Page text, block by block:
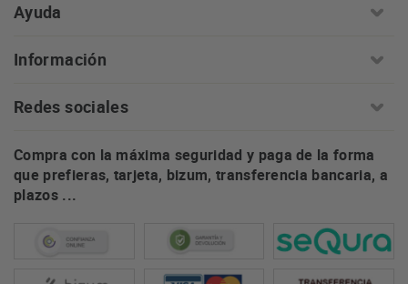
Ayuda
Información
Redes sociales
Compra con la máxima seguridad y paga de la forma
que prefieras, tarjeta, bizum, transferencia bancaria, a
plazos ...